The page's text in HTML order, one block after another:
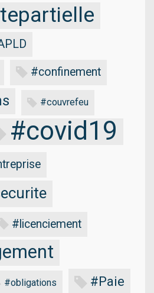
#confinement
#couvrefeu
#covid19
#licenciement
#obligations #Paie